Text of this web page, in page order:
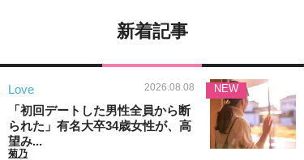
新着記事
Love 2026.08.08
「初回デートした男性全員から断
られた」有名大卒34歳女性が、高
望み...
菊乃
NEW